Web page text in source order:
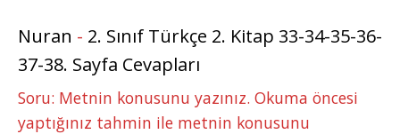
Nuran - 2. Sınıf Türkçe 2. Kitap 33-34-35-36-
37-38. Sayfa Cevapları
Soru: Metnin konusunu yazınız. Okuma öncesi
yaptığınız tahmin ile metnin konusunu